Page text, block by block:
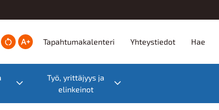
Tapahtumakalenteri Yhteystiedot Hae
Toggle submenu
Työ, yrittäjyys ja
elinkeinot
Toggle submenu